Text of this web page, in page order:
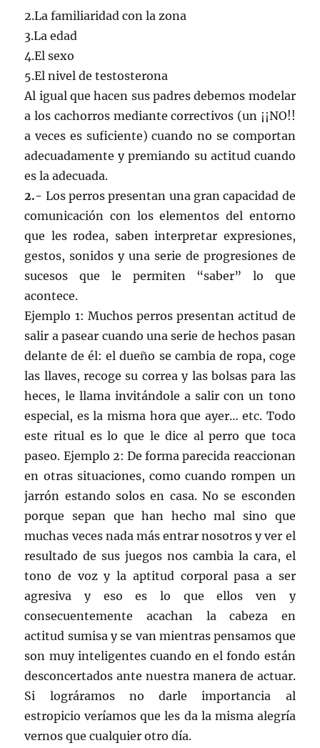
2.La familiaridad con la zona
3.La edad
4.El sexo
5.El nivel de testosterona
Al igual que hacen sus padres debemos modelar
a los cachorros mediante correctivos (un ¡¡NO!!
a veces es suficiente) cuando no se comportan
adecuadamente y premiando su actitud cuando
es la adecuada.
2.- Los perros presentan una gran capacidad de
comunicación con los elementos del entorno
que les rodea, saben interpretar expresiones,
gestos, sonidos y una serie de progresiones de
sucesos que le permiten “saber” lo que
acontece.
Ejemplo 1: Muchos perros presentan actitud de
salir a pasear cuando una serie de hechos pasan
delante de él: el dueño se cambia de ropa, coge
las llaves, recoge su correa y las bolsas para las
heces, le llama invitándole a salir con un tono
especial, es la misma hora que ayer… etc. Todo
este ritual es lo que le dice al perro que toca
paseo. Ejemplo 2: De forma parecida reaccionan
en otras situaciones, como cuando rompen un
jarrón estando solos en casa. No se esconden
porque sepan que han hecho mal sino que
muchas veces nada más entrar nosotros y ver el
resultado de sus juegos nos cambia la cara, el
tono de voz y la aptitud corporal pasa a ser
agresiva y eso es lo que ellos ven y
consecuentemente acachan la cabeza en
actitud sumisa y se van mientras pensamos que
son muy inteligentes cuando en el fondo están
desconcertados ante nuestra manera de actuar.
Si lográramos no darle importancia al
estropicio veríamos que les da la misma alegría
vernos que cualquier otro día.